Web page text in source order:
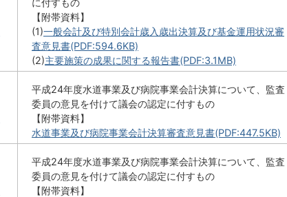
に付すもの
【附帯資料】
(1)一般会計及び特別会計歳入歳出決算及び基金運用状況審
査意見書(PDF:594.6KB)
(2)主要施策の成果に関する報告書(PDF:3.1MB)
平成24年度水道事業及び病院事業会計決算について、監査
委員の意見を付けて議会の認定に付すもの
【附帯資料】
水道事業及び病院事業会計決算審査意見書(PDF:447.5KB)
平成24年度水道事業及び病院事業会計決算について、監査
委員の意見を付けて議会の認定に付すもの
【附帯資料】